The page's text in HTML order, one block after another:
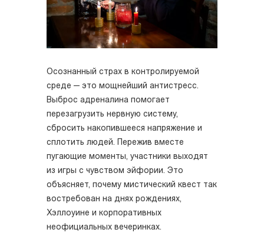
Осознанный страх в контролируемой
среде — это мощнейший антистресс.
Выброс адреналина помогает
перезагрузить нервную систему,
сбросить накопившееся напряжение и
сплотить людей. Пережив вместе
пугающие моменты, участники выходят
из игры с чувством эйфории. Это
объясняет, почему мистический квест так
востребован на днях рождениях,
Хэллоуине и корпоративных
неофициальных вечеринках.